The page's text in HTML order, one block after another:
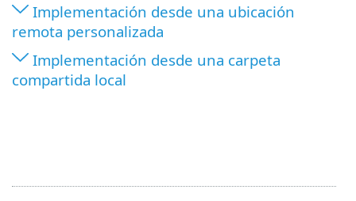
Implementación desde una ubicación
remota personalizada
Implementación desde una carpeta
compartida local